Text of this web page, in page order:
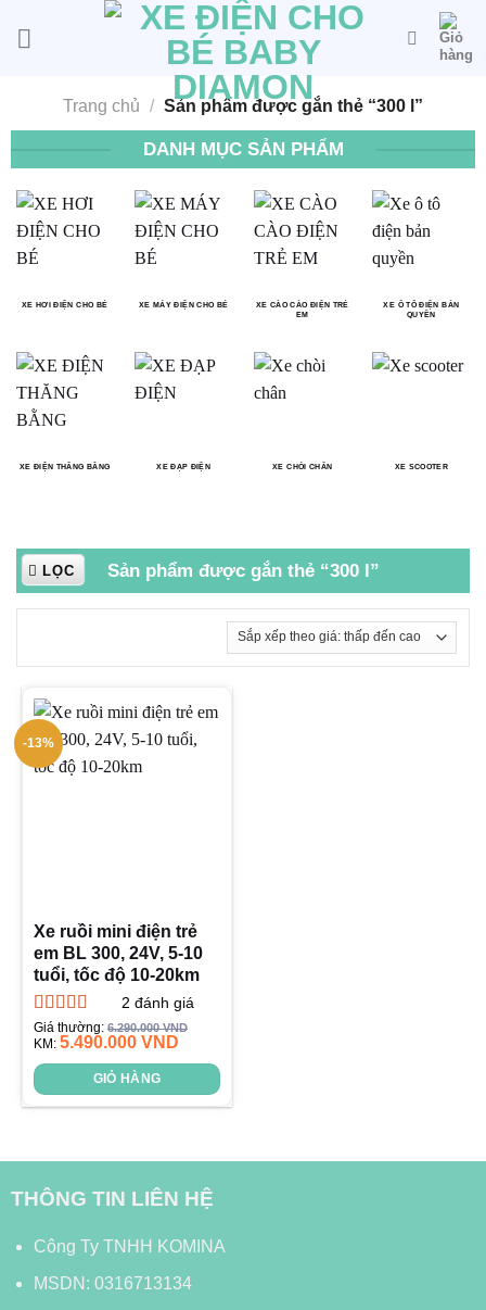
Trang chủ / Sản phẩm được gắn thẻ “300 l”
DANH MỤC SẢN PHẨM
XE HƠI ĐIỆN CHO BÉ XE MÁY ĐIỆN CHO BÉ
XE CÀO CÀO ĐIỆN TRẺ
EM
XE Ô TÔ ĐIỆN BẢN
QUYỀN
XE ĐIỆN THĂNG BẰNG XE ĐẠP ĐIỆN XE CHÒI CHÂN XE SCOOTER
Sản phẩm được gắn thẻ “300 l”
LỌC
-13%
Xe ruồi mini điện trẻ
em BL 300, 24V, 5-10
tuổi, tốc độ 10-20km
Được xếp
hạng5.005
sao
2 đánh giá
Giá thường:6.290.000VND
KM: 5.490.000 VND
GIỎ HÀNG
THÔNG TIN LIÊN HỆ
Công Ty TNHH KOMINA
MSDN: 0316713134